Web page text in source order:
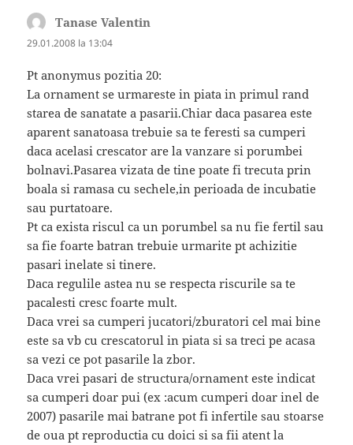
Tanase Valentin
29.01.2008 la 13:04
Pt anonymus pozitia 20:
La ornament se urmareste in piata in primul rand
starea de sanatate a pasarii.Chiar daca pasarea este
aparent sanatoasa trebuie sa te feresti sa cumperi
daca acelasi crescator are la vanzare si porumbei
bolnavi.Pasarea vizata de tine poate fi trecuta prin
boala si ramasa cu sechele,in perioada de incubatie
sau purtatoare.
Pt ca exista riscul ca un porumbel sa nu fie fertil sau
sa fie foarte batran trebuie urmarite pt achizitie
pasari inelate si tinere.
Daca regulile astea nu se respecta riscurile sa te
pacalesti cresc foarte mult.
Daca vrei sa cumperi jucatori/zburatori cel mai bine
este sa vb cu crescatorul in piata si sa treci pe acasa
sa vezi ce pot pasarile la zbor.
Daca vrei pasari de structura/ornament este indicat
sa cumperi doar pui (ex :acum cumperi doar inel de
2007) pasarile mai batrane pot fi infertile sau stoarse
de oua pt reproductia cu doici si sa fii atent la